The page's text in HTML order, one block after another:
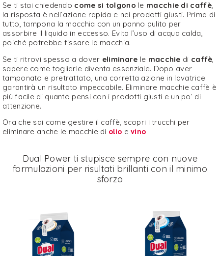
Se ti stai chiedendo come si tolgono le macchie di caffè,
la risposta è nell’azione rapida e nei prodotti giusti. Prima di
tutto, tampona la macchia con un panno pulito per
assorbire il liquido in eccesso. Evita l’uso di acqua calda,
poiché potrebbe fissare la macchia.
Se ti ritrovi spesso a dover eliminare le macchie di caffè
sapere come toglierle diventa essenziale. Dopo aver
tamponato e pretrattato, una corretta azione in lavatrice
garantirà un risultato impeccabile. Eliminare macchie caffè è
più facile di quanto pensi con i prodotti giusti e un po’ di
attenzione.
Ora che sai come gestire il caffè, scopri i trucchi per
eliminare anche le macchie di olio evino
Dual Power ti stupisce sempre con nuove
formulazioni per risultati brillanti con il minimo
sforzo